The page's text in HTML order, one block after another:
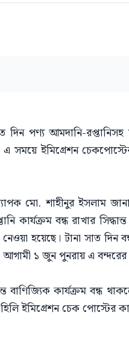
পণ্য আমদানি-
এ সময়ে ইমিগ্রেশন
মো. শাহীনুর ইসলাম
কার্যক্রম বন্ধ রাখার
হয়েছে। টানা সাত দিন
আগামী ১ জুন পুনরায় এ
কার্যক্রম বন্ধ
ইমিগ্রেশন চেক পোস্টের